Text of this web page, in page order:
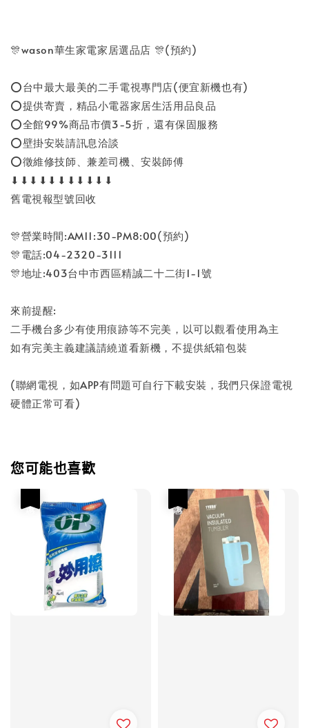
🎊wason華生家電家居選品店 🎊(預約)
⭕台中最大最美的二手電視專門店(便宜新機也有)
⭕提供寄賣，精品小電器家居生活用品良品
⭕全館99%商品市價3-5折，還有保固服務
⭕壁掛安裝請訊息洽談
⭕徵維修技師、兼差司機、安裝師傅
⬇⬇⬇⬇⬇⬇⬇⬇⬇⬇⬇
舊電視報型號回收
🎊營業時間:AM11:30-PM8:00(預約)
🎊電話:04-2320-3111
🎊地址:403台中市西區精誠二十二街1-1號
來前提醒:
二手機台多少有使用痕跡等不完美，以可以觀看使用為主
如有完美主義建議請繞道看新機，不提供紙箱包裝
(聯網電視，如APP有問題可自行下載安裝，我們只保證電視
硬體正常可看)
您可能也喜歡